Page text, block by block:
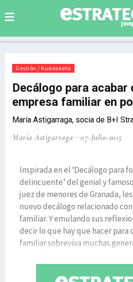
Gestión / Kudeaketa
Decálogo para acabar
empresa familiar en
María Astigarraga, socia de B+I
María Astigarraga 07-Julio-2015
Inspirada en el ‘Decálogo para
delincuente’ del genial y
juez de menores de Granada,
nuevo decálogo relacionado
familiar. Y emulando sus
decir lo que hay que hacer para
familiar sobreviva muchas